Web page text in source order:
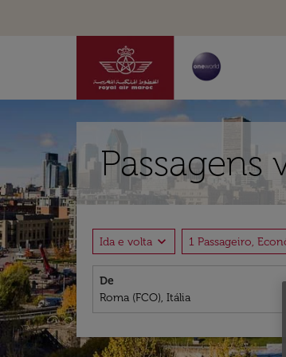
Passagens
Ida e volta expand_more 1 Passageiro,
De